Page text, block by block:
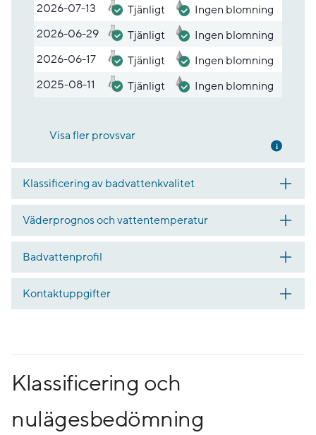
2026-07-13
Tjänligt
Ingen blomning
2026-06-29
Tjänligt
Ingen blomning
2026-06-17
Tjänligt
Ingen blomning
2025-08-11
Tjänligt Ingen blomning
Visa fler provsvar Mer
Klassificering av badvattenkvalitet
Väderprognos och vattentemperatur
Badvattenprofil
Kontaktuppgifter
Klassificering och
nulägesbedömning